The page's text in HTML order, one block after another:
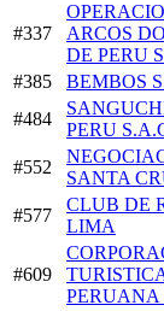
#337
ARCOS
DE PERU
#385 BEMBOS
#484
PERU
#552
SANTA
#577
CLUB DE
LIMA
#609
PERUANA